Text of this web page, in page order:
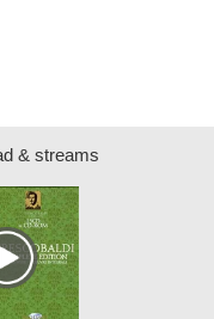
& streams